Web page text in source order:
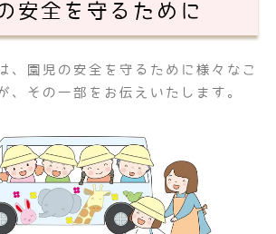
安全を守るために
、園児の安全を守るために様々なこ
、その一部をお伝えいたします。